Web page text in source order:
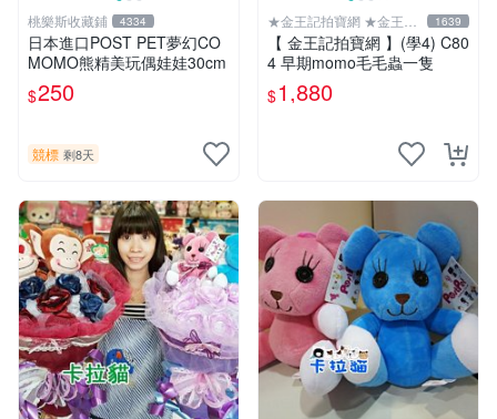
桃樂斯收藏鋪 4334
日本進口POST PET夢幻CO
MOMO熊精美玩偶娃娃30cm
$250
競標 剩8天
★金王記拍寶網 ★金王記
拍寶趣
1639
【 金王記拍寶網 】(學4) C80
4 早期momo毛毛蟲一隻
$1,880